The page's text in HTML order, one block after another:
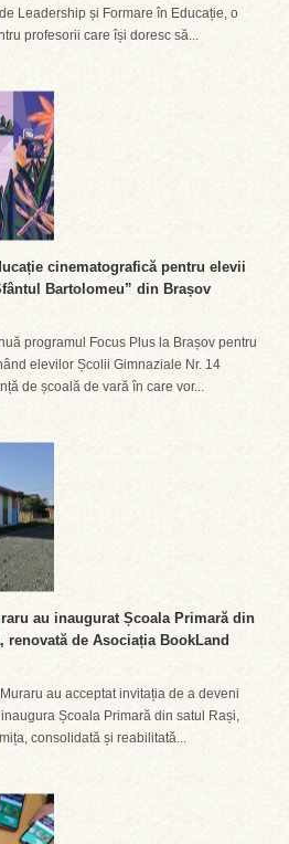
Leadership și Formare în Educație, o
profesorii care își doresc să...
cinematografică pentru elevii
Bartolomeu” din Brașov
programul Focus Plus la Brașov pentru
elevilor Școlii Gimnaziale Nr. 14
de școală de vară în care vor...
au inaugurat Școala Primară din
de Asociația BookLand
au acceptat invitația de a deveni
Școala Primară din satul Rași,
consolidată și reabilitată...